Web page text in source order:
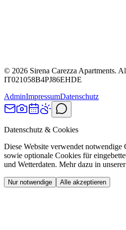
© 2026 Sirena Carezza Apartments.
IT021058B4PJ86EHDE
AdminImpressumDatenschutz
Datenschutz & Cookies
Diese Website verwendet notwendige
sowie optionale Cookies für
und Wetterdaten. Mehr dazu in unserer
Nur notwendige Alle akzeptieren